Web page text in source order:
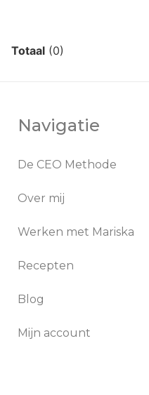
Totaal (0)
Navigatie
De CEO Methode
Over mij
Werken met Mariska
Recepten
Blog
Mijn account